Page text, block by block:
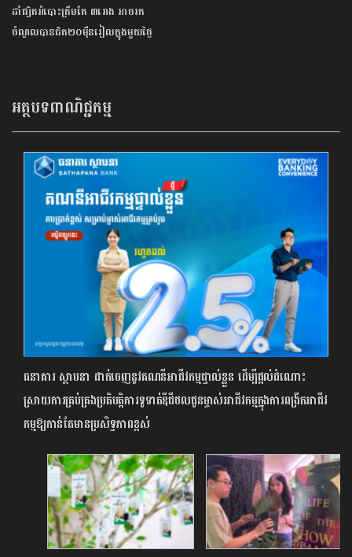
ដាំផ្សិតអំបោះត្រឹមតែ ៣រោង អាចរក
ចំណូលបានជិត២០ម៉ឺនរៀលក្នុងមួយថ្ងៃ
អត្ថបទពាណិជ្ជកម្ម
ធនាគារ ស្ថាបនា ដាក់ចេញនូវគណនី​​​​​អាជីវកម្មផ្ទាល់ខ្លួន ដើម្បីផ្តល់ដំណោះ
ស្រាយការគ្រប់គ្រងប្រតិបត្តិការទូទាត់ឌីជីថលជូនម្ចាស់អាជីវកម្មក្នុងការពង្រីកអាជីវ
កម្មឱ្យកាន់តែមានប្រសិទ្ធភាពខ្ពស់